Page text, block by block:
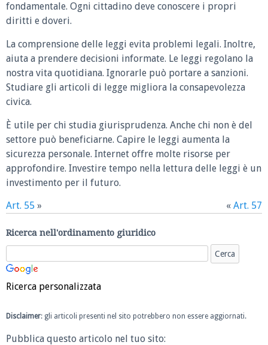
fondamentale. Ogni cittadino deve conoscere i propri
diritti e doveri.
La comprensione delle leggi evita problemi legali. Inoltre,
aiuta a prendere decisioni informate. Le leggi regolano la
nostra vita quotidiana. Ignorarle può portare a sanzioni.
Studiare gli articoli di legge migliora la consapevolezza
civica.
È utile per chi studia giurisprudenza. Anche chi non è del
settore può beneficiarne. Capire le leggi aumenta la
sicurezza personale. Internet offre molte risorse per
approfondire. Investire tempo nella lettura delle leggi è un
investimento per il futuro.
Art. 55 » « Art. 57
Ricerca nell'ordinamento giuridico
Ricerca personalizzata
Disclaimer: gli articoli presenti nel sito potrebbero non essere aggiornati.
Pubblica questo articolo nel tuo sito: